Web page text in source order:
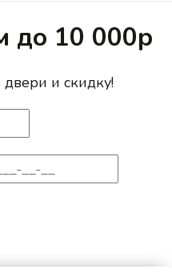
до 10 000р
и скидку!